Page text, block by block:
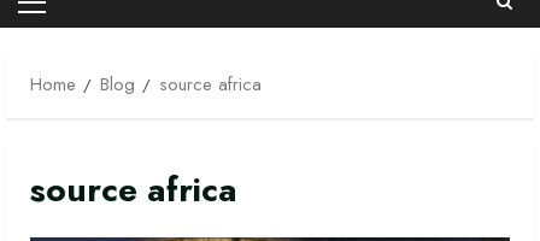
Primary
Home
Blog source africa
source africa